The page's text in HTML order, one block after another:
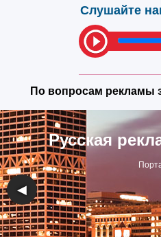
Слушайте
По вопросам рекламы
Русская
◀